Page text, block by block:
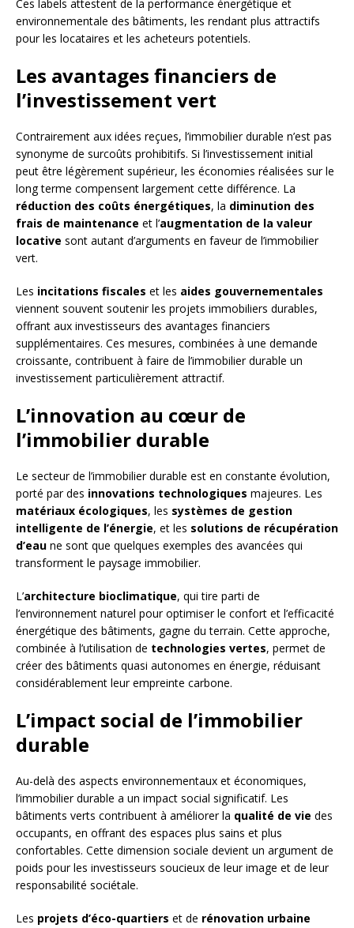
Ces labels attestent de la performance énergétique et
environnementale des bâtiments, les rendant plus attractifs
pour les locataires et les acheteurs potentiels.
Les avantages financiers de
l’investissement vert
Contrairement aux idées reçues, l’immobilier durable n’est pas
synonyme de surcoûts prohibitifs. Si l’investissement initial
peut être légèrement supérieur, les économies réalisées sur le
long terme compensent largement cette différence. La
réduction des coûts énergétiques, la diminution des
frais de maintenance et l’augmentation de la valeur
locative sont autant d’arguments en faveur de l’immobilier
vert.
Les incitations fiscales et les aides gouvernementales
viennent souvent soutenir les projets immobiliers durables,
offrant aux investisseurs des avantages financiers
supplémentaires. Ces mesures, combinées à une demande
croissante, contribuent à faire de l’immobilier durable un
investissement particulièrement attractif.
L’innovation au cœur de
l’immobilier durable
Le secteur de l’immobilier durable est en constante évolution,
porté par des innovations technologiques majeures. Les
matériaux écologiques, les systèmes de gestion
intelligente de l’énergie, et les solutions de récupération
d’eau ne sont que quelques exemples des avancées qui
transforment le paysage immobilier.
L’architecture bioclimatique, qui tire parti de
l’environnement naturel pour optimiser le confort et l’efficacité
énergétique des bâtiments, gagne du terrain. Cette approche,
combinée à l’utilisation de technologies vertes, permet de
créer des bâtiments quasi autonomes en énergie, réduisant
considérablement leur empreinte carbone.
L’impact social de l’immobilier
durable
Au-delà des aspects environnementaux et économiques,
l’immobilier durable a un impact social significatif. Les
bâtiments verts contribuent à améliorer la qualité de vie des
occupants, en offrant des espaces plus sains et plus
confortables. Cette dimension sociale devient un argument de
poids pour les investisseurs soucieux de leur image et de leur
responsabilité sociétale.
Les projets d’éco-quartiers et de rénovation urbaine